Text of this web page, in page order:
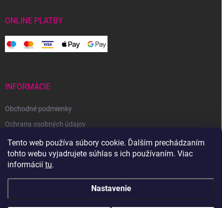
Tento web používa súbory cookie. Ďalším prechádzaním
tohto webu vyjadrujete súhlas s ich používaním. Viac
informácií tu.
Nastavenie
ONLINE PLATBY
INFORMÁCIE
Obchodné podmienky
Ochrana osobných údajov
Reklamačný poriadok
Odstúpenie od zmluvy